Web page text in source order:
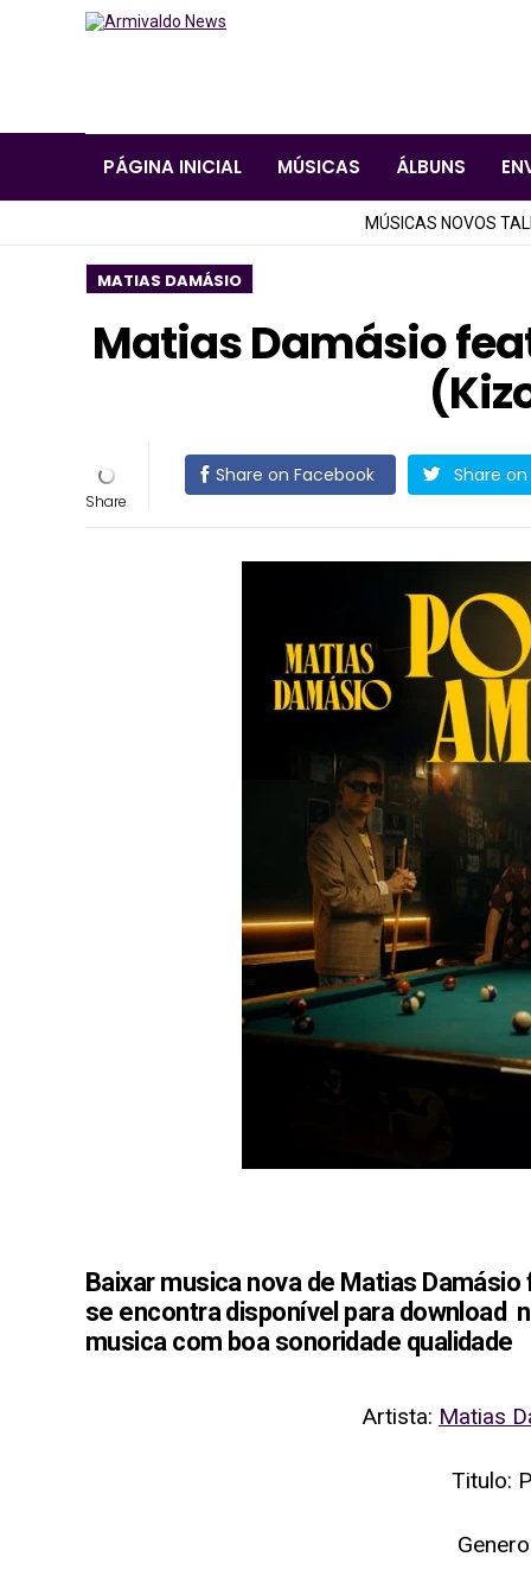
PÁGINA INICIAL MÚSICAS ÁLBUNS
MÚSICAS NOVOS
MATIAS DAMÁSIO
Matias Damásio
Share on Facebook Share
Baixar musica nova de Matias
se encontra disponível para download
musica com boa sonoridade qualidade
Artista: Matias
Titulo: